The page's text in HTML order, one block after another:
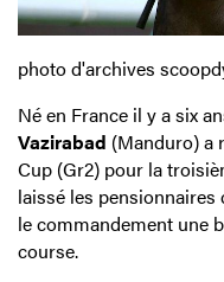
photo d'archives
Né en France il y a six
Vazirabad (Manduro) a
Cup (Gr2) pour la
laissé les pensionnaires
le commandement une
course.